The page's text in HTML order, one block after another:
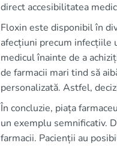
direct accesibilitatea
Floxin este disponibil în
afecțiuni precum infecțiile
medicul înainte de a
de farmacii mari tind să
personalizată. Astfel,
În concluzie, piața
un exemplu semnificativ.
farmacii. Pacienții au